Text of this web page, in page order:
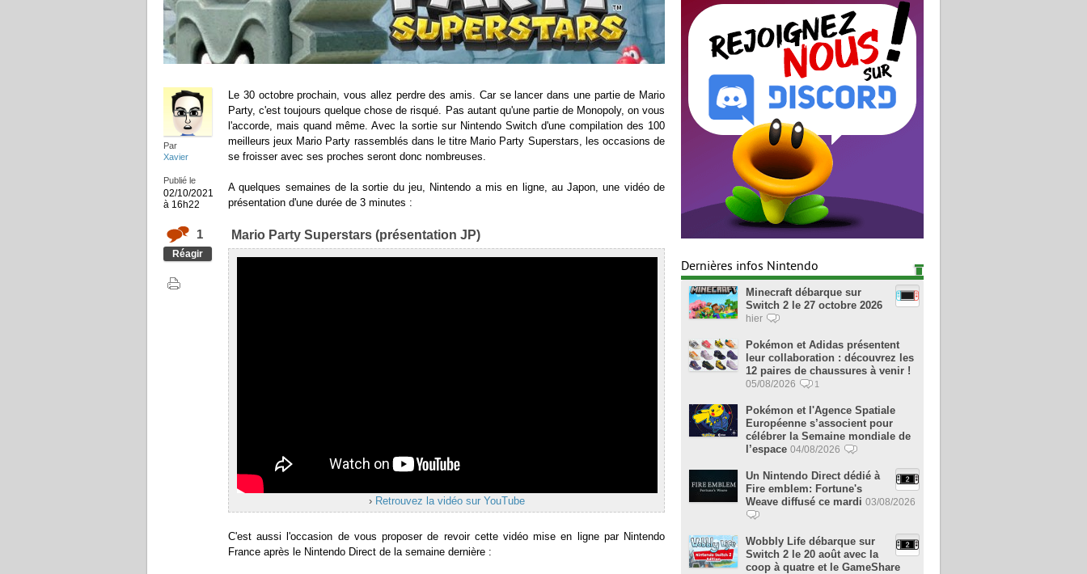
Par
Xavier
Publié le
02/10/2021
à 16h22
1
Réagir
Le 30 octobre prochain, vous allez perdre des amis. Car se lancer dans une partie de Mario
Party, c'est toujours quelque chose de risqué. Pas autant qu'une partie de Monopoly, on vous
l'accorde, mais quand même. Avec la sortie sur Nintendo Switch d'une compilation des 100
meilleurs jeux Mario Party rassemblés dans le titre Mario Party Superstars, les occasions de
se froisser avec ses proches seront donc nombreuses.
A quelques semaines de la sortie du jeu, Nintendo a mis en ligne, au Japon, une vidéo de
présentation d'une durée de 3 minutes :
Mario Party Superstars (présentation JP)
› Retrouvez la vidéo sur YouTube
C'est aussi l'occasion de vous proposer de revoir cette vidéo mise en ligne par Nintendo
France après le Nintendo Direct de la semaine dernière :
Dernières infos Nintendo
Minecraft débarque sur
Switch 2 le 27 octobre 2026
hier
Pokémon et Adidas présentent
leur collaboration : découvrez les
12 paires de chaussures à venir !
05/08/2026 1
Pokémon et l'Agence Spatiale
Européenne s’associent pour
célébrer la Semaine mondiale de
l’espace 04/08/2026
Un Nintendo Direct dédié à
Fire emblem: Fortune's
Weave diffusé ce mardi 03/08/2026
Wobbly Life débarque sur
Switch 2 le 20 août avec la
coop à quatre et le GameShare